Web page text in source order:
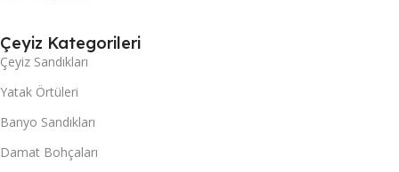
Çeyiz Kategorileri
Çeyiz Sandıkları
Yatak Örtüleri
Banyo Sandıkları
Damat Bohçaları